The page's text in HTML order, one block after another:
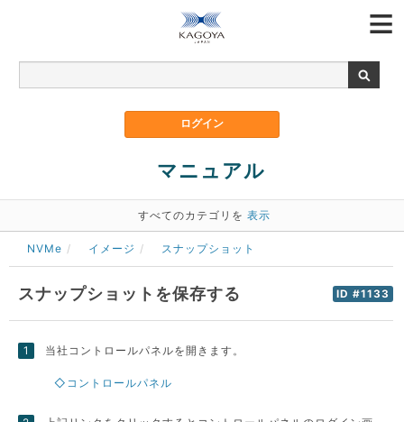
マニュアル
すべてのカテゴリを 表示
NVMe イメージ スナップショット
ID #1133
スナップショットを保存する
当社コントロールパネルを開きます。
◇コントロールパネル